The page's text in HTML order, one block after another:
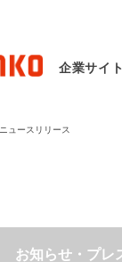
企業サイト
ニュースリリース
お知らせ・ プレ